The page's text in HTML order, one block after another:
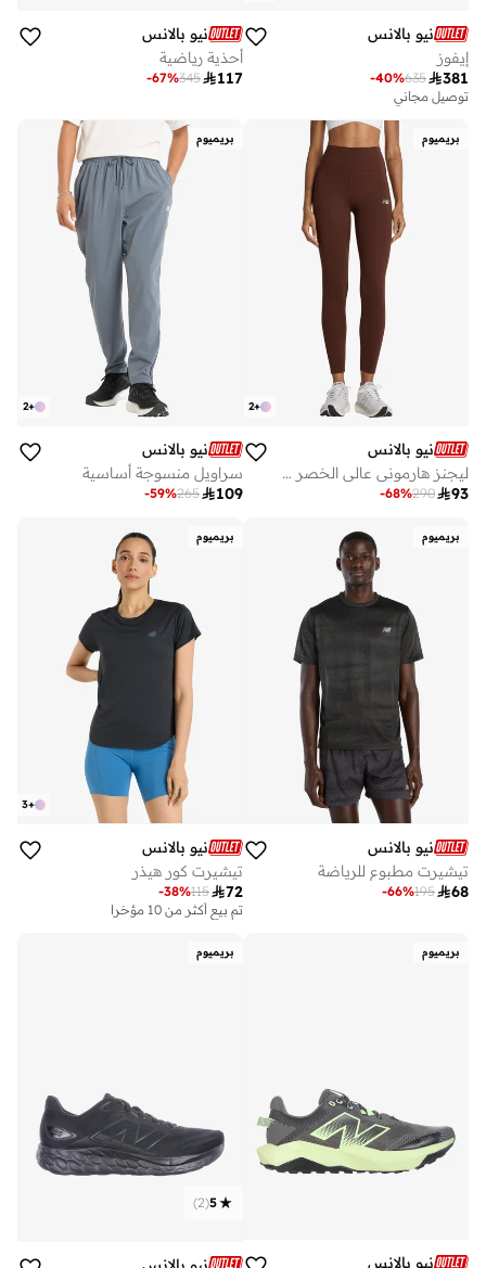
نيو بالانس
إيفوز
381
635
-40%
توصيل مجاني
نيو بالانس
أحذية رياضية
117
345
-67%
بريميوم
+
2
نيو بالانس
ليجنز هارموني عالي الخصر بوصة
93
290
-68%
بريميوم
+
2
نيو بالانس
سراويل منسوجة أساسية
109
265
-59%
بريميوم
نيو بالانس
تيشيرت مطبوع للرياضة
68
195
-66%
بريميوم
+
3
نيو بالانس
تيشيرت كور هيذر
72
115
-38%
تم بيع أكثر من 10 مؤخرا
بريميوم
نيو بالانس
بريميوم
5
(
2
)